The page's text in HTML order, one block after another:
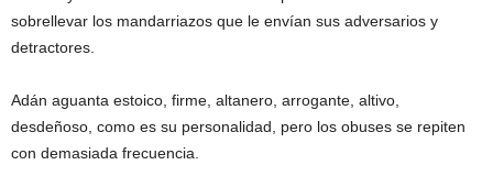
sobrellevar los mandarriazos que le envían sus adversarios y
detractores.
Adán aguanta estoico, firme, altanero, arrogante, altivo,
desdeñoso, como es su personalidad, pero los obuses se repiten
con demasiada frecuencia.